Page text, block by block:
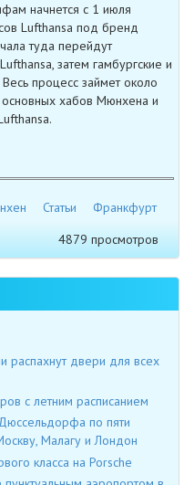
начнется с 1 июля
Lufthansa под бренд
туда перейдут
затем гамбургские и
процесс займет около
хабов Мюнхена и
Статьи
Франкфурт
4879 просмотров
распахнут двери для всех
с летним расписанием
по пяти
Малагу и Лондон
класса на Porsche